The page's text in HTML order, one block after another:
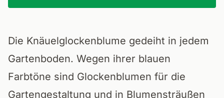
Die Knäuelglockenblume gedeiht in jedem
Gartenboden. Wegen ihrer blauen
Farbtöne sind Glockenblumen für die
Gartengestaltung und in Blumensträußen